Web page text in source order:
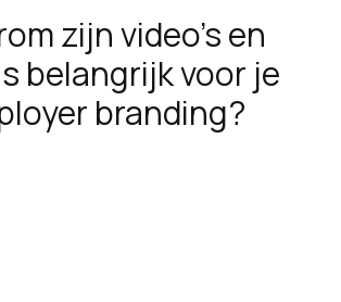
zijn video’s en
belangrijk voor je
branding?